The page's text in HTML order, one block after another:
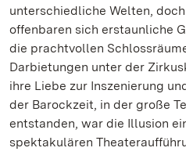
unterschiedliche Welten,
offenbaren sich erstaunliche
die prachtvollen
Darbietungen unter der
ihre Liebe zur Inszenierung
der Barockzeit, in der große
entstanden, war die Illusion
spektakulären